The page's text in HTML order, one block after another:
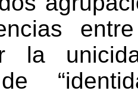
la